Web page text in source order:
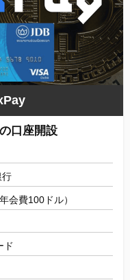
口座開設
行
会費100ドル）
ド